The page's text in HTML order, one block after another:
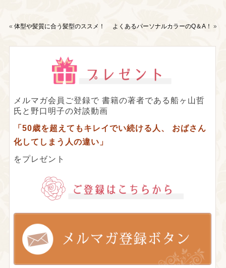
« 体型や髪質に合う髪型のススメ！ よくあるパーソナルカラーのQ＆A！ »
メルマガ会員ご登録で 書籍の著者である船ヶ山哲
氏と野口明子の対談動画
「50歳を超えてもキレイでい続ける人、
おばさん
化してしまう人の違い」
をプレゼント